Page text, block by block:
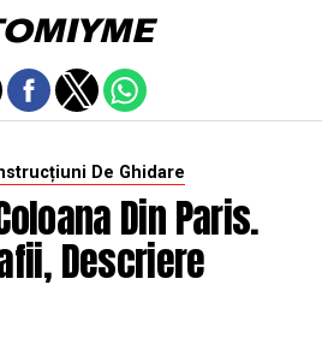
De Ghidare
Din Paris.
Descriere